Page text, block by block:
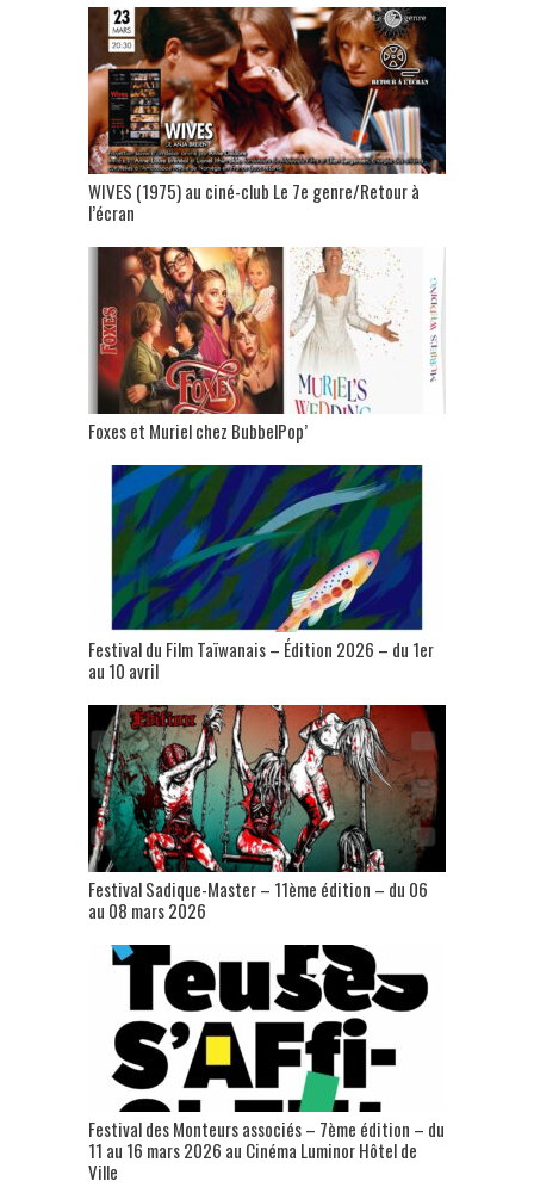
WIVES (1975) au ciné-club Le 7e genre/Retour à
l’écran
Foxes et Muriel chez BubbelPop’
Festival du Film Taïwanais – Édition 2026 – du 1er
au 10 avril
Festival Sadique-Master – 11ème édition – du 06
au 08 mars 2026
Festival des Monteurs associés – 7ème édition – du
11 au 16 mars 2026 au Cinéma Luminor Hôtel de
Ville